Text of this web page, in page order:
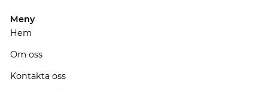
Meny
Hem
Om oss
Kontakta oss